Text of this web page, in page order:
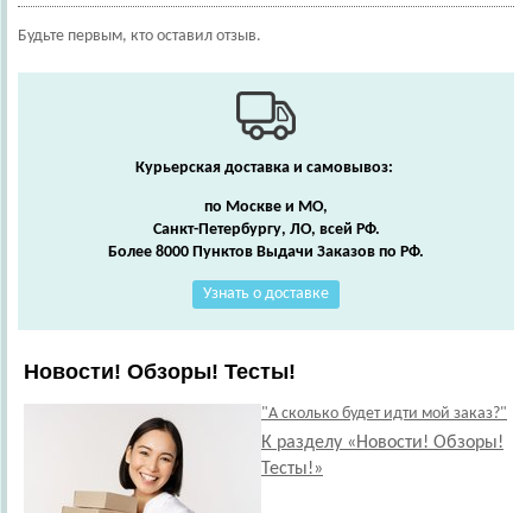
Будьте первым, кто оставил отзыв.
Курьерская доставка и самовывоз:
по Москве и МО,
Санкт-Петербургу, ЛО, всей РФ.
Более 8000 Пунктов Выдачи Заказов по РФ.
Узнать о доставке
Новости! Обзоры! Тесты!
"А сколько будет идти мой заказ?"
К разделу «Новости! Обзоры!
Тесты!»